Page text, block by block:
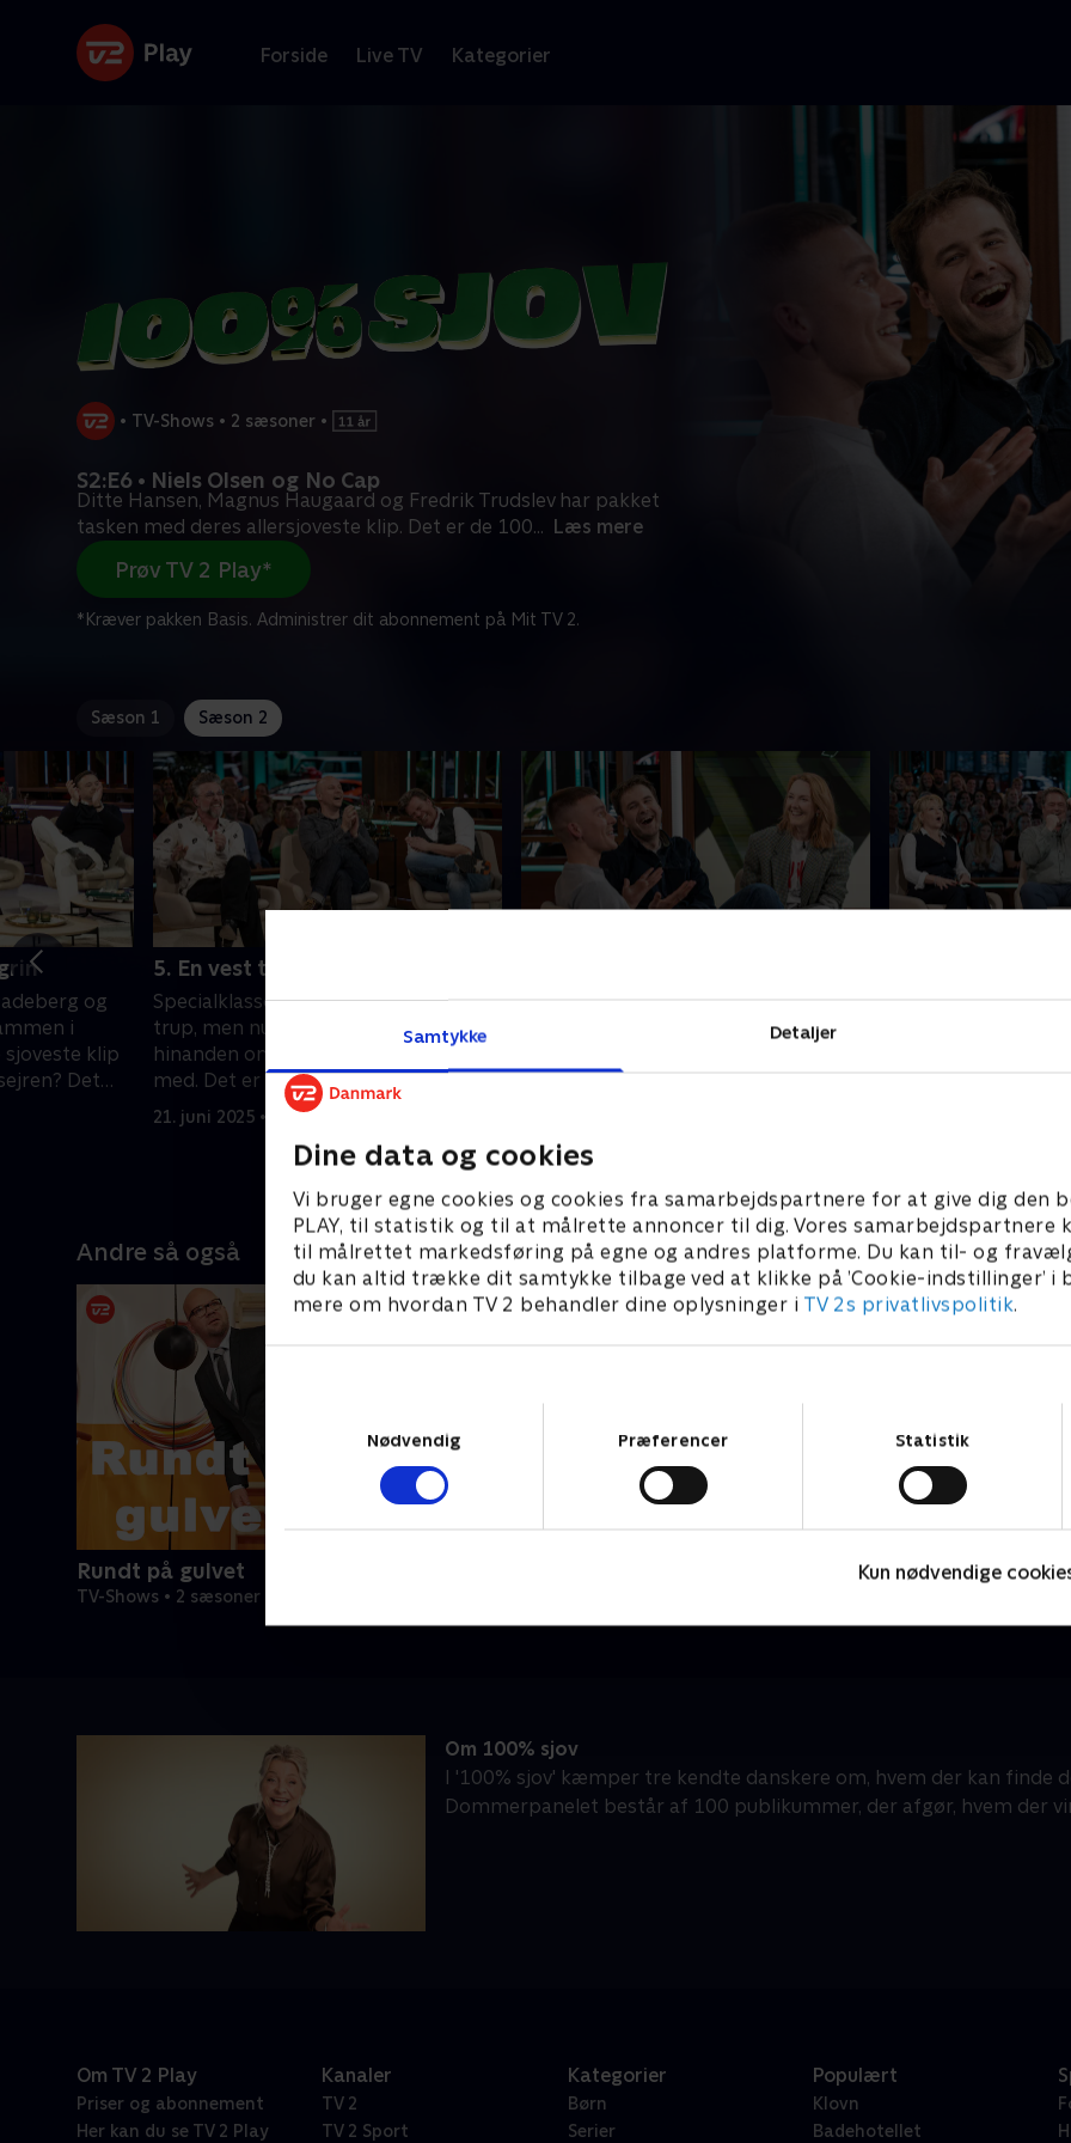
Samtykke Detaljer
Dine data og cookies
Vi bruger egne cookies og cookies fra samarbejdspartnere for at give dig den
PLAY, til statistik og til at målrette annoncer til dig. Vores samarbejdspartnere
til målrettet markedsføring på egne og andres platforme. Du kan til- og
du kan altid trække dit samtykke tilbage ved at klikke på ’Cookie-indstillinger’ i
mere om hvordan TV 2 behandler dine oplysninger i TV 2s privatlivspolitik.
Nødvendig
Præferencer Statistik
Kun nødvendige
Forside Live TV Kategorier
• TV-Shows • 2 sæsoner •
S2:E6 • Niels Olsen og No Cap
Ditte Hansen, Magnus Haugaard og Fredrik Trudslev har pakket
tasken med deres allersjoveste klip. Det er de 100... Læs mere
Prøv TV 2 Play*
*Kræver pakken Basis. Administrer dit abonnement på Mit TV 2.
Sæson 1 Sæson 2
og
i
klip
Det
5. En vest til lejligheden
Specialklassen er normalt en impro-
trup, men nu kæmper de mod
hinanden om at have de sjoveste klip
med. Det er op til publikum at afgøre,
hvem der vinder.
21. juni 2025 • 50 min
Fredrik Trudslev har pakket tasken
eller Pelle Emil
Andre så også
Rundt på gulvet
TV-Shows • 2 sæsoner
Om 100% sjov
I '100% sjov' kæmper tre kendte danskere om, hvem der kan finde
Dommerpanelet består af 100 publikummer, der afgør, hvem der
Om TV 2 Play
Priser og abonnement
Her kan du se TV 2 Play
Kanaler
TV 2
TV 2 Sport
Kategorier
Børn
Serier
Populært
Klovn
Badehotellet